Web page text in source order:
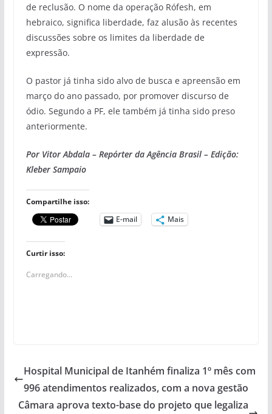
de reclusão. O nome da operação Rófesh, em
hebraico, significa liberdade, faz alusão às recentes
discussões sobre os limites da liberdade de
expressão.
O pastor já tinha sido alvo de busca e apreensão em
março do ano passado, por promover discurso de
ódio. Segundo a PF, ele também já tinha sido preso
anteriormente.
Por Vitor Abdala – Repórter da Agência Brasil – Edição:
Kleber Sampaio
Compartilhe isso:
E-mail
Mais
Curtir isso:
Carregando...
Hospital Municipal de Itanhém finaliza 1º mês com
996 atendimentos realizados, com a nova gestão
Câmara aprova texto-base do projeto que legaliza